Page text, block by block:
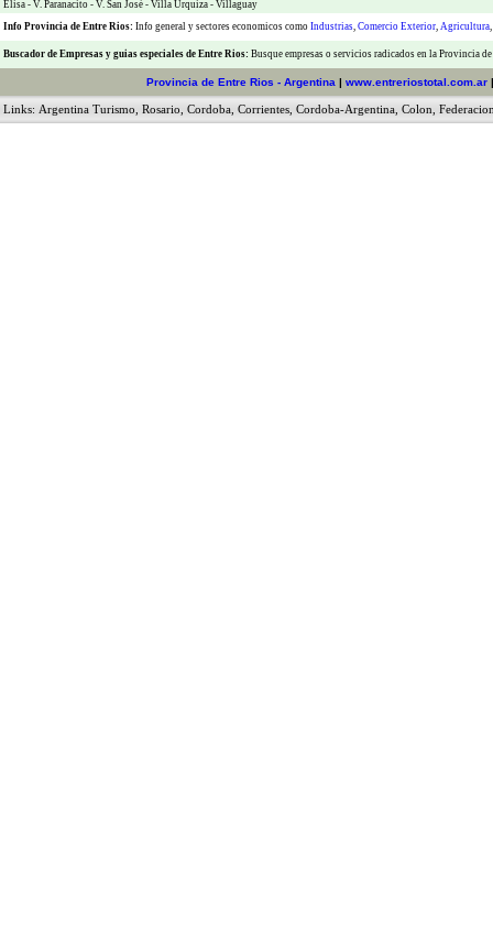
Elisa - V. Paranacito - V. San José - Villa Urquiza - Villaguay
Info Provincia de Entre Rios: Info general y sectores economicos como Industrias, Comercio Exterior, Agricultura,
Buscador de Empresas y guias especiales de Entre Rios: Busque empresas o servicios radicados en la Provincia
Provincia de Entre Rios - Argentina | www.entreriostotal.com.ar
Links: Argentina Turismo Rosario Cordoba Corrientes Cordoba-Argentina Colon